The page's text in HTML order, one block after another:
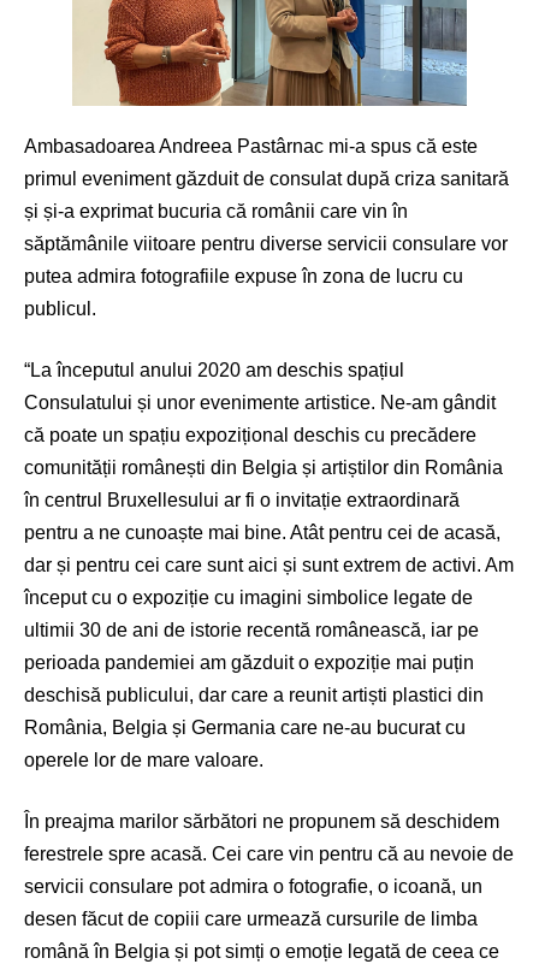
Ambasadoarea Andreea Pastârnac mi-a spus că este
primul eveniment găzduit de consulat după criza sanitară
și și-a exprimat bucuria că românii care vin în
săptămânile viitoare pentru diverse servicii consulare vor
putea admira fotografiile expuse în zona de lucru cu
publicul.
“La începutul anului 2020 am deschis spațiul
Consulatului și unor evenimente artistice. Ne-am gândit
că poate un spațiu expozițional deschis cu precădere
comunității românești din Belgia și artiștilor din România
în centrul Bruxellesului ar fi o invitație extraordinară
pentru a ne cunoaște mai bine. Atât pentru cei de acasă,
dar și pentru cei care sunt aici și sunt extrem de activi. Am
început cu o expoziție cu imagini simbolice legate de
ultimii 30 de ani de istorie recentă românească, iar pe
perioada pandemiei am găzduit o expoziție mai puțin
deschisă publicului, dar care a reunit artiști plastici din
România, Belgia și Germania care ne-au bucurat cu
operele lor de mare valoare.
În preajma marilor sărbători ne propunem să deschidem
ferestrele spre acasă. Cei care vin pentru că au nevoie de
servicii consulare pot admira o fotografie, o icoană, un
desen făcut de copiii care urmează cursurile de limba
română în Belgia și pot simți o emoție legată de ceea ce